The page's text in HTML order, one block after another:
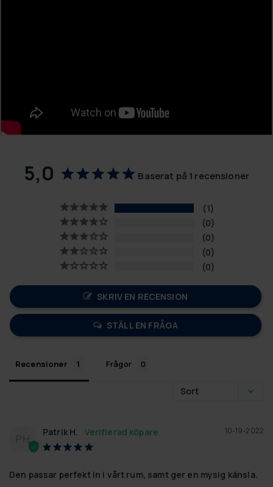
5,0 Baserat på 1 recensioner
1
0
0
0
0
SKRIV EN RECENSION
STÄLL EN FRÅGA
Recensioner Frågor
PH
10-19-2022
Patrik H.
Den passar perfekt in i vårt rum, samt ger en mysig känsla.